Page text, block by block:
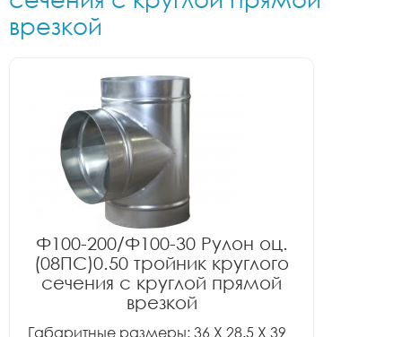
врезкой
Ф100-200/Ф100-30 Рулон оц.
(08ПС)0.50 тройник круглого
сечения с круглой прямой
врезкой
Габаритные размеры: 36 X 28.5 X 39